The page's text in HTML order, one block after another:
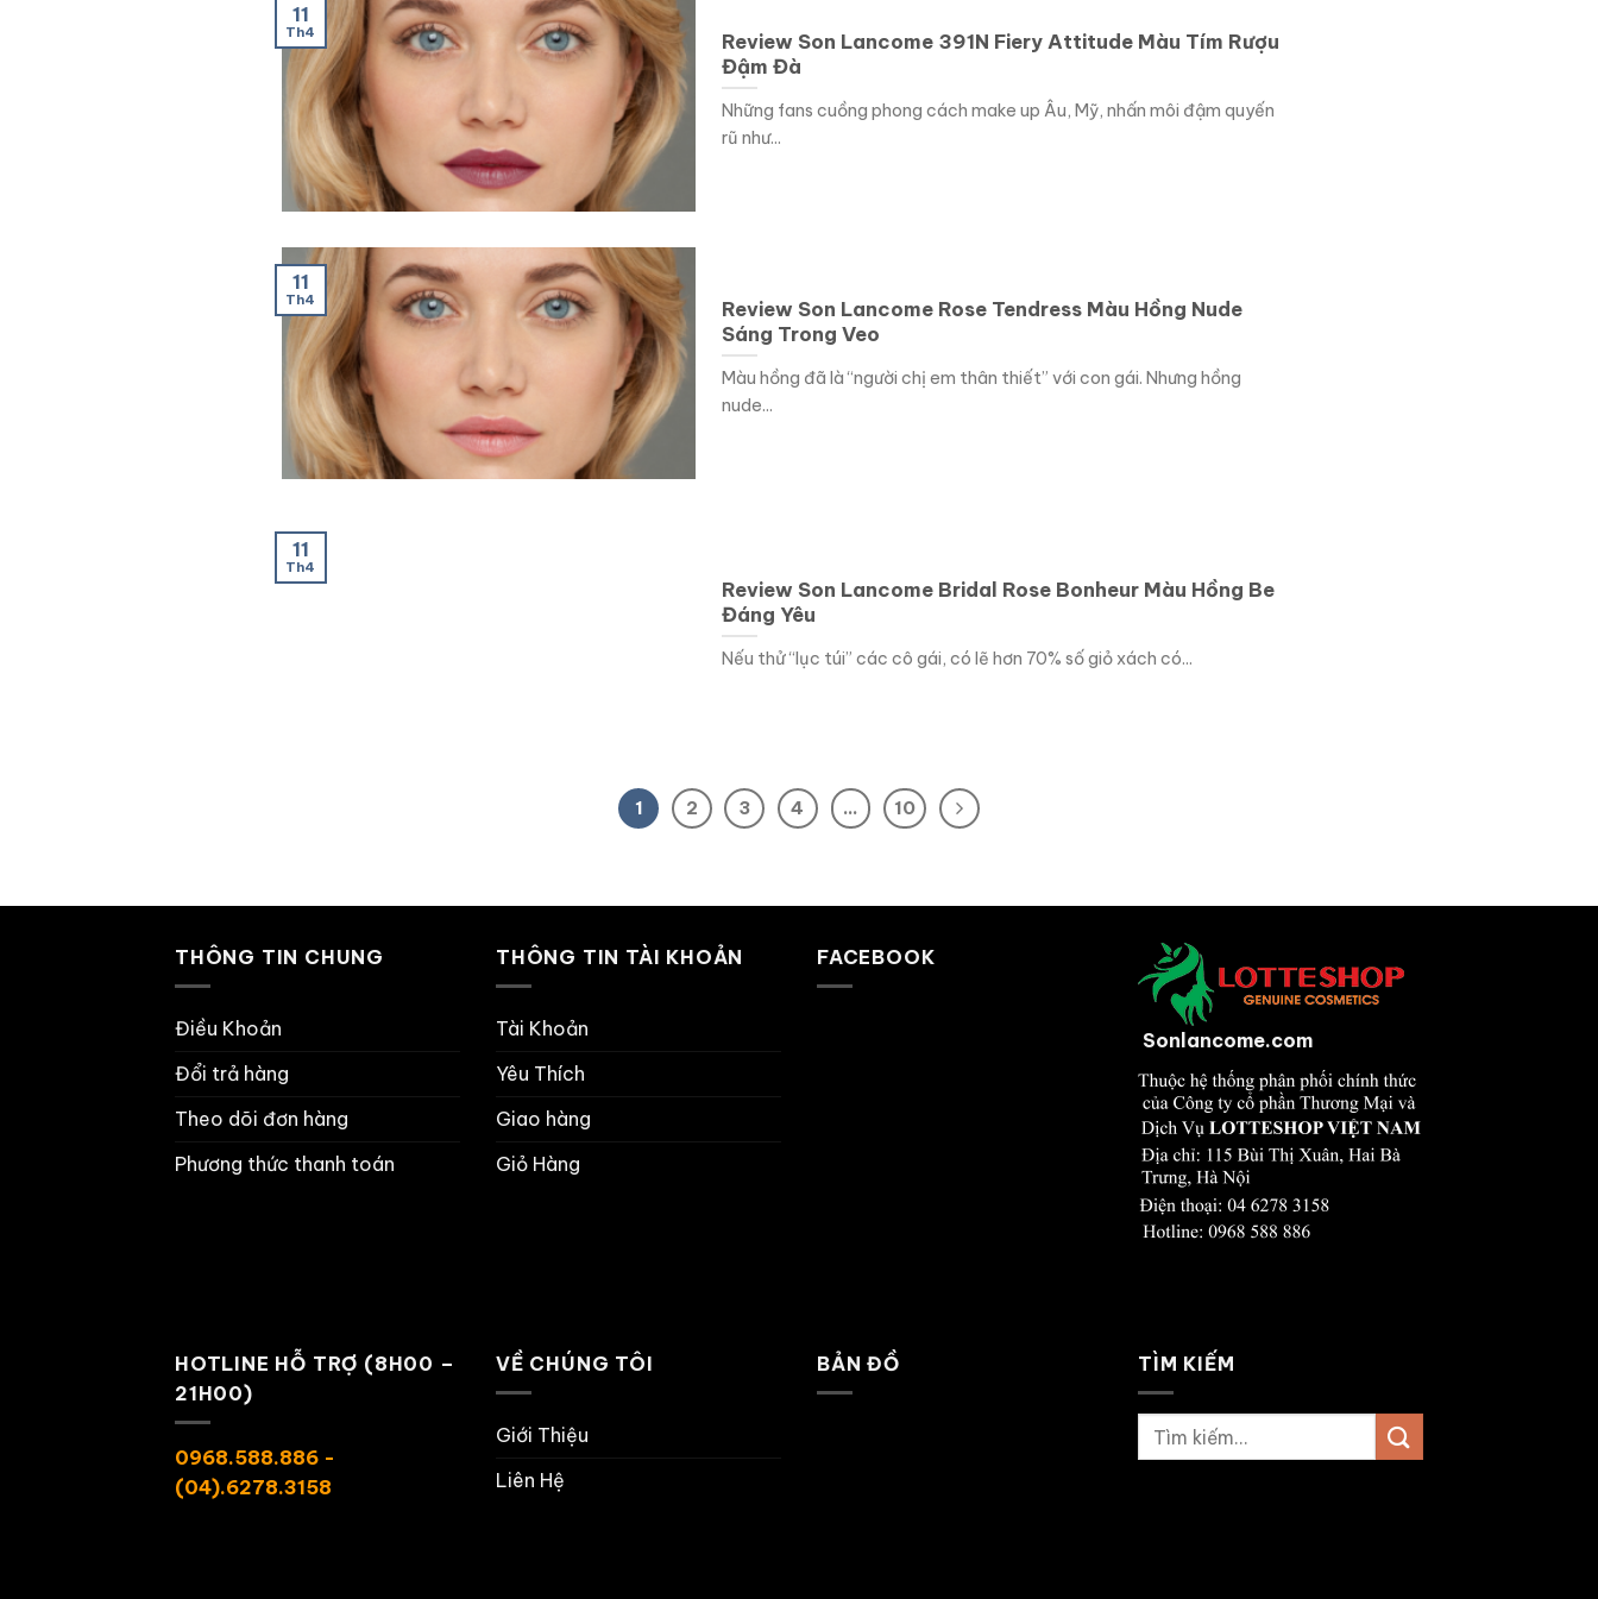
Review Son Lancome 391N Fiery Attitude Màu Tím Rượu
Đậm Đà
Những fans cuồng phong cách make up Âu, Mỹ, nhấn môi đậm quyến
rũ như...
11
Th4
Review Son Lancome Rose Tendress Màu Hồng Nude
Sáng Trong Veo
Màu hồng đã là “người chị em thân thiết” với con gái. Nhưng hồng
nude...
11
Th4
Review Son Lancome Bridal Rose Bonheur Màu Hồng Be
Đáng Yêu
Nếu thử “lục túi” các cô gái, có lẽ hơn 70% số giỏ xách có...
11
Th4
1 2 3 4 … 10
THÔNG TIN CHUNG
Điều Khoản
Đổi trả hàng
Theo dõi đơn hàng
Phương thức thanh toán
THÔNG TIN TÀI KHOẢN
Tài Khoản
Yêu Thích
Giao hàng
Giỏ Hàng
FACEBOOK
Sonlancome.com
HOTLINE HỖ TRỢ (8H00 –
21H00)
0968.588.886 -
(04).6278.3158
VỀ CHÚNG TÔI
Giới Thiệu
Liên Hệ
BẢN ĐỒ TÌM KIẾM
Tìm